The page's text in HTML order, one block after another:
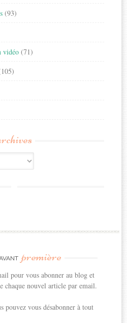
(93)
vidéo (71)
première
pour vous abonner au blog et
chaque nouvel article par email.
pouvez vous désabonner à tout